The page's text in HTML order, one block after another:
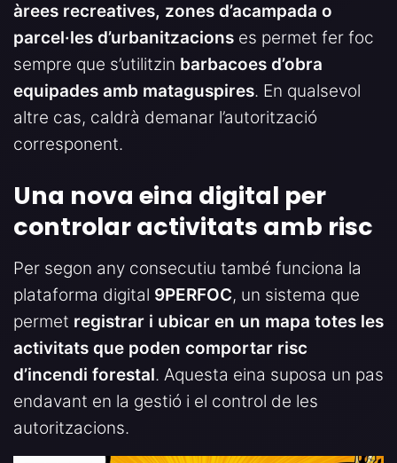
àrees recreatives, zones d’acampada o
parcel·les d’urbanitzacions es permet fer foc
sempre que s’utilitzin barbacoes d’obra
equipades amb mataguspires. En qualsevol
altre cas, caldrà demanar l’autorització
corresponent.
Una nova eina digital per
controlar activitats amb risc
Per segon any consecutiu també funciona la
plataforma digital 9PERFOC, un sistema que
permet registrar i ubicar en un mapa totes les
activitats que poden comportar risc
d’incendi forestal. Aquesta eina suposa un pas
endavant en la gestió i el control de les
autoritzacions.